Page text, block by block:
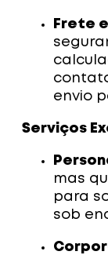
Frete
envio
Serviços
mas
para
sob